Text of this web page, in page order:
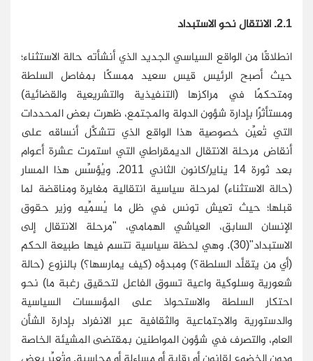
2.1. الانتقال نحو الاستبداد
انطلاقًا من الواقع السياسي الجديد الذي أنشأته حالة الاستثناء؛
حيث أصبح الرئيس قيس سعيد ممسكًا بمفاصل السلطة
ومتحكمًا في مراكزها (التنفيذية والتشريعية والقضائية)
ومستأثرًا بإدارة شؤون الدولة والمجتمع، ظهرت بعض المحددات
التي تُعيِّن خصوصية هذا الواقع الذي تتشكَّل أنساقه على
أنقاض مرحلة الانتقال الديمقراطي التي استمرت عشرة أعوام
بعد ثورة 14 يناير/كانون الثاني 2011. ويُؤسِّس هذا المسار
(حالة الاستثناء) لمرحلة سياسية انتقالية مغايرة ومناقضة لما
قبلها؛ حيث تعيش تونس في ظل ما يُسمِّيه وزير حقوق
الإنسان السابق، العياشي الهمامي، "مرحلة الانتقال إلى
الاستبداد"(30). وهي لحظة سياسية تتسم فيها طبيعة الحكم
(أي من يتقلَّد السلطة؟) ومبدؤه (كيف يمارسها؟) بالنزوع (حالة
شعورية وسلوكية واعية تسوق الفاعل لتحقيق رغبة ما) نحو
احتكار السلطة والاستحواذ على المؤسسات السياسية
والدستورية والاجتماعية والثقافية عبر الانفراد بإدارة الشأن
العام، والتصرف في شؤون المواطنين بمقتضى المشيئة الخاصة
ودون الخضوع لقانون أو رقابة أو مساءلة أو محاسبة. وتُعبِّر بعض